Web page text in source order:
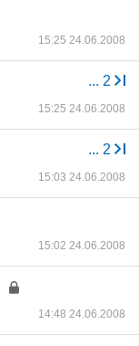
15:25 24.06.2008
... 2
15:25 24.06.2008
... 2
15:03 24.06.2008
15:02 24.06.2008
14:48 24.06.2008